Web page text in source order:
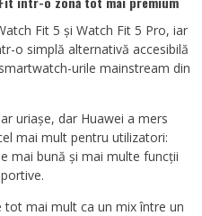
Fit 5 și Watch Fit 5 Pro, iar
o simplă alternativă accesibilă
urile mainstream din
uriașe, dar Huawei a mers
mai mult pentru utilizatori:
mai bună și mai multe funcții
tot mai mult ca un mix între un